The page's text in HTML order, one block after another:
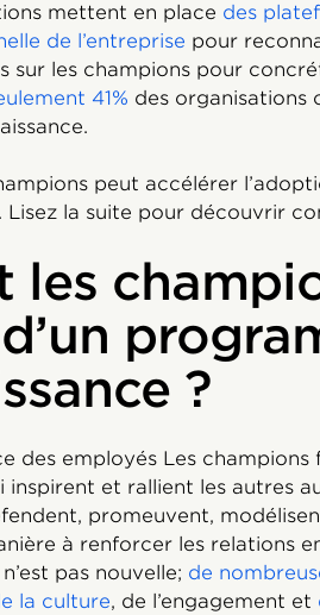
mettent en place des
de l’entreprise pour
sur les champions pour
41% des organisations
peut accélérer
Lisez la suite pour découvrir
les
?
des employés Les champions
inspirent et rallient les autres
promeuvent,
à renforcer les relations
pas nouvelle; de
la culture, de l’engagement et